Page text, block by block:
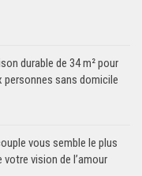
durable de 34 m² pour
sans domicile
vous semble le plus
votre vision de l’amour